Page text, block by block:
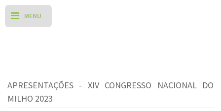
APRESENTAÇÕES - XIV CONGRESSO NACIONAL DO
MILHO 2023